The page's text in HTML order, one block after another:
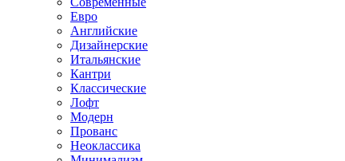
Евро
Английские
Дизайнерские
Итальянские
Кантри
Классические
Лофт
Модерн
Прованс
Неоклассика